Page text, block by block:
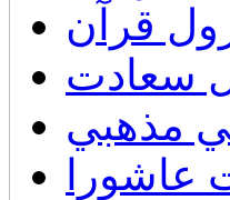
قرآن
سعادت
مذهبي